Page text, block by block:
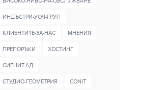
ИНДЪСТРИ-УОЧ-ГРУП
КЛИЕНТИТЕ-ЗА-НАС МНЕНИЯ
ПРЕПОРЪКИ ХОСТИНГ
СИЕНИТ-АД
СТУДИО-ГЕОМЕТРИЯ CONIT